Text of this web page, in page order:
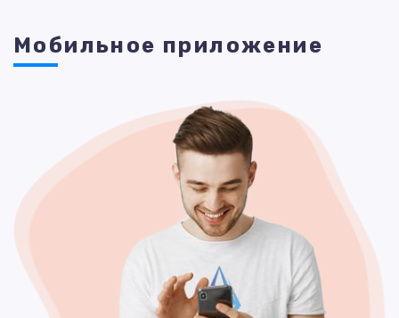
Мобильное приложение